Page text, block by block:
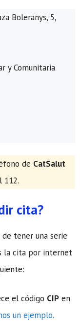
Boleranys, 5,
y Comunitaria
de CatSalut
112.
cita?
tener una serie
la cita por internet
el código CIP en
un ejemplo.